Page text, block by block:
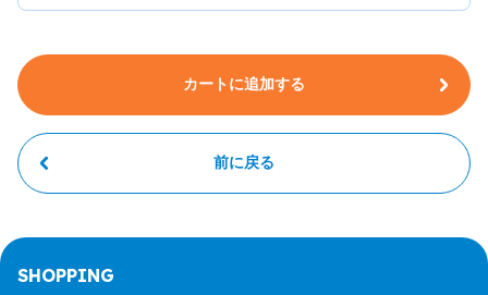
カートに追加する
前に戻る
SHOPPING